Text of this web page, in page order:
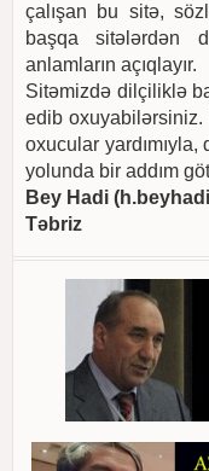
çalışan bu sitə,
başqa sitələrdən
anlamların açıqlayır.
Sitəmizdə dilçiliklə
edib oxuyabilərsiniz.
oxucular
yolunda bir addım
Bey Hadi (
Təbriz